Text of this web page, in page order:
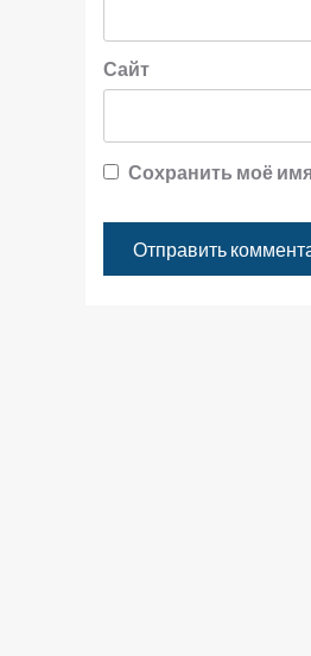
Сайт
Сохранить моё